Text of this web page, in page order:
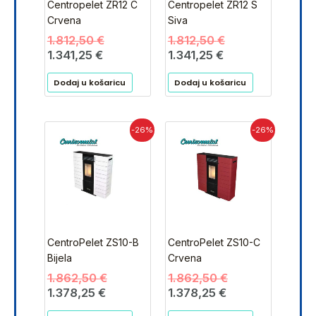
Centropelet ZR12 C
Crvena
1.812,50€
1.341,25 €
Dodaj u košaricu
Centropelet ZR12 S
Siva
1.812,50€
1.341,25 €
Dodaj u košaricu
-26%
CentroPelet ZS10-B
Bijela
1.862,50€
Izvorna
cijena
bila
je:
1.862,50 €.
1.378,25 €
Trenutna
cijena
je:
1.378,25 €.
-26%
CentroPelet ZS10-C
Crvena
1.862,50€
Izvorna
cijena
bila
je:
1.862,50 €.
1.378,25 €
Trenutna
cijena
je:
1.378,25 €.